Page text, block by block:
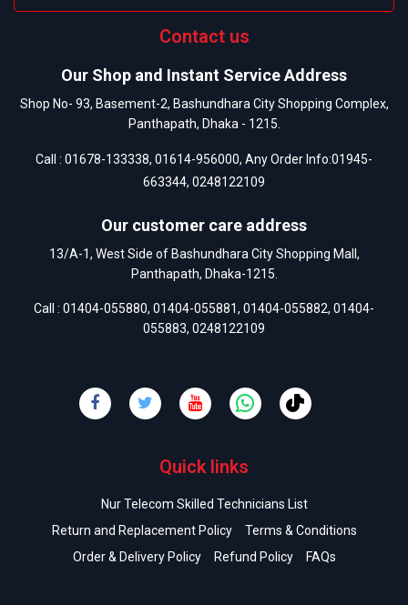
Contact us
Our Shop and Instant Service Address
Shop No- 93, Basement-2, Bashundhara City Shopping Complex,
Panthapath, Dhaka - 1215.
Call : 01678-133338, 01614-956000, Any Order Info:01945-
663344, 0248122109
Our customer care address
13/A-1, West Side of Bashundhara City Shopping Mall,
Panthapath, Dhaka-1215.
Call : 01404-055880, 01404-055881, 01404-055882, 01404-
055883, 0248122109
Quick links
Nur Telecom Skilled Technicians List
Return and Replacement Policy
Terms & Conditions
Order & Delivery Policy
Refund Policy FAQs